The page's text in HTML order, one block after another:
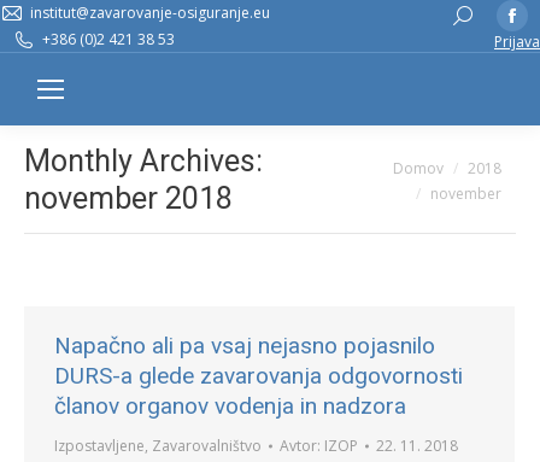
institut@zavarovanje-osiguranje.eu
+386 (0)2 421 38 53
Search:
Prijava
Monthly Archives:
november 2018
You are here:
Domov
2018
november
Napačno ali pa vsaj nejasno pojasnilo
DURS-a glede zavarovanja odgovornosti
članov organov vodenja in nadzora
Izpostavljene, Zavarovalništvo Avtor: IZOP 22. 11. 2018